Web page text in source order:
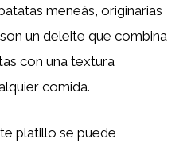
meneás, originarias
un deleite que combina
con una textura
comida.
platillo se puede